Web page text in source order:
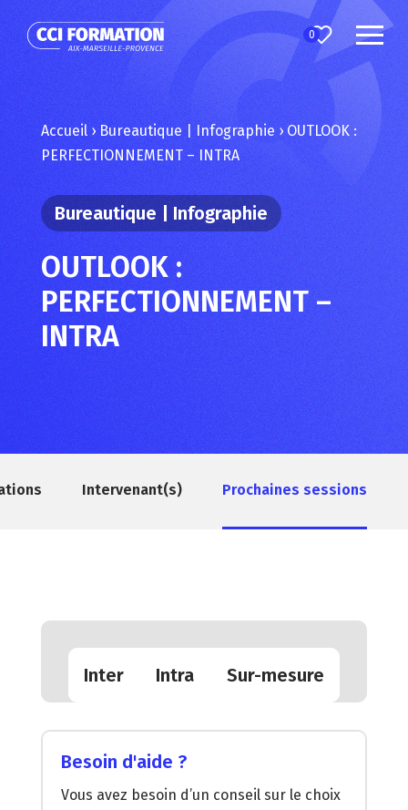
0
Accueil› Bureautique | Infographie › OUTLOOK :
PERFECTIONNEMENT – INTRA
Bureautique | Infographie
OUTLOOK :
PERFECTIONNEMENT –
INTRA
Intervenant(s) Prochaines sessions
Inter Intra Sur-mesure
Besoin d'aide ?
Vous avez besoin d’un conseil sur le choix